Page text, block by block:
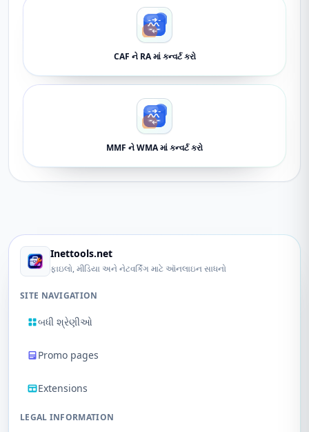
CAF ને RA માં કન્વર્ટ કરો
MMF ને WMA માં કન્વર્ટ કરો
Inettools.net
ફાઇલો, મીડિયા અને નેટવર્કિંગ માટે ઑનલાઇન સાધનો
SITE NAVIGATION
બધી શ્રેણીઓ
Promo pages
Extensions
LEGAL INFORMATION